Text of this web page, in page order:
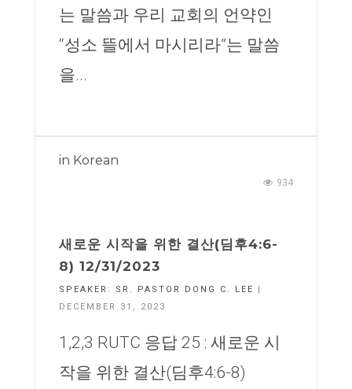
는 말씀과 우리 교회의 언약인
“성소 뜰에서 마시리라”는 말씀
을...
in Korean
934
새로운 시작을 위한 결산(딤후4:6-
8) 12/31/2023
SPEAKER: SR. PASTOR DONG C. LEE
|
DECEMBER 31, 2023
1,2,3 RUTC 응답 25 : 새로운 시
작을 위한 결산(딤후4:6-8)